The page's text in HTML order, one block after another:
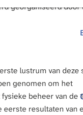
georganiseerd door
lustrum van deze
genomen om het
beheer van de
eerste resultaten van